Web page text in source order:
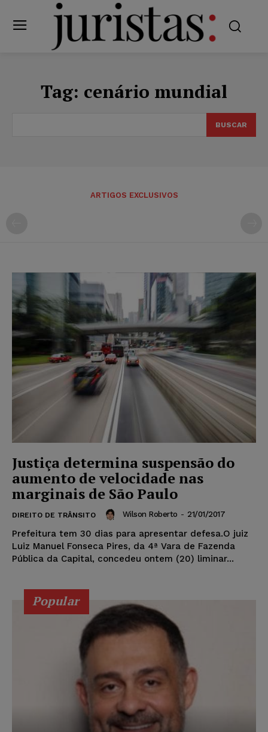
Tag: cenário mundial
BUSCAR
ARTIGOS EXCLUSIVOS
Justiça determina suspensão do
aumento de velocidade nas
marginais de São Paulo
DIREITO DE TRÂNSITO Wilson Roberto - 21/01/2017
Prefeitura tem 30 dias para apresentar defesa.O juiz
Luiz Manuel Fonseca Pires, da 4ª Vara de Fazenda
Pública da Capital, concedeu ontem (20) liminar...
Popular